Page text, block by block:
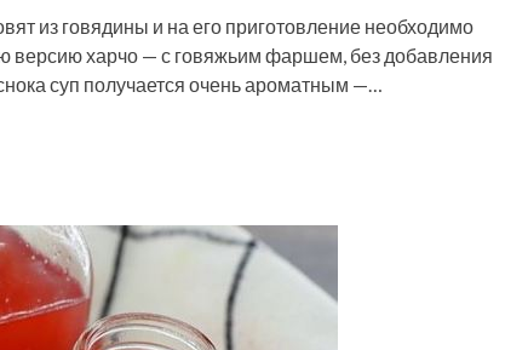
из говядины и на его приготовление необходимо
версию харчо — с говяжьим фаршем, без добавления
суп получается очень ароматным —…